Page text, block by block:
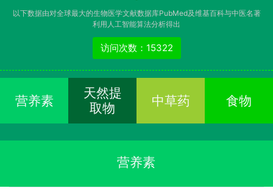
以下数据由对全球最大的生物医学文献数据库PubMed及维基百科与中医名著
利用人工智能算法分析得出
访问次数：15322
营养素
天然提
取物
中草药 食物
营养素